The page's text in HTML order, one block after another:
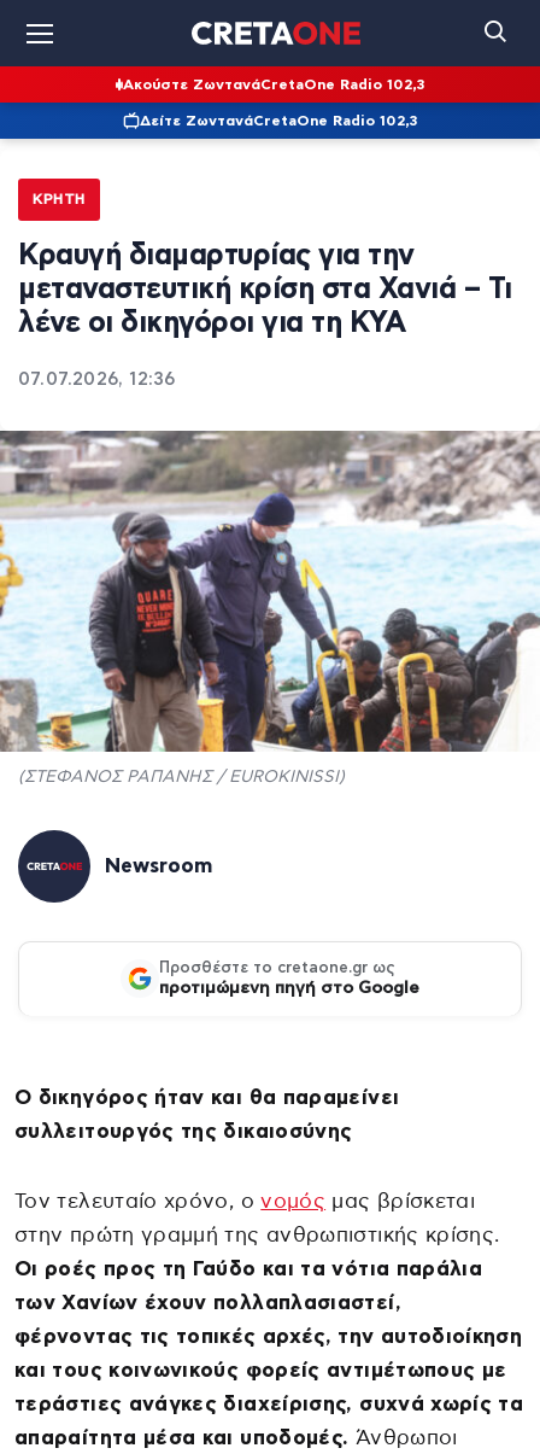
Ακούστε ΖωντανάCretaOne Radio 102,3
Δείτε ΖωντανάCretaOne Radio 102,3
ΚΡΉΤΗ
Κραυγή διαμαρτυρίας για την
μεταναστευτική κρίση στα Χανιά – Τι
λένε οι δικηγόροι για τη ΚΥΑ
07.07.2026, 12:36
(ΣΤΕΦΑΝΟΣ ΡΑΠΑΝΗΣ / EUROKINISSI)
Newsroom
Προσθέστε το cretaone.gr ως
προτιμώμενη πηγή στο Google
Ο δικηγόρος ήταν και θα παραμείνει
συλλειτουργός της δικαιοσύνης
Τον τελευταίο χρόνο, ονομός μας βρίσκεται
στην πρώτη γραμμή της ανθρωπιστικής κρίσης.
Οι ροές προς τη Γαύδο και τα νότια παράλια
των Χανίων έχουν πολλαπλασιαστεί,
φέρνοντας τις τοπικές αρχές, την αυτοδιοίκηση
και τους κοινωνικούς φορείς αντιμέτωπους με
τεράστιες ανάγκες διαχείρισης, συχνά χωρίς τα
απαραίτητα μέσα και υποδομές. Άνθρωποι